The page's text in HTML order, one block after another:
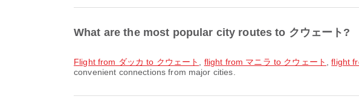
What are the most popular city routes to クウェート?
flight from ダッカ to クウェート flight from マニラ to クウェート ,flight
convenient connections from major cities.